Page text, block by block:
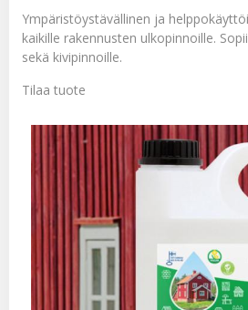
Ympäristöystävällinen ja
kaikille rakennusten ulkopinnoille.
sekä kivipinnoille.
Tilaa tuote